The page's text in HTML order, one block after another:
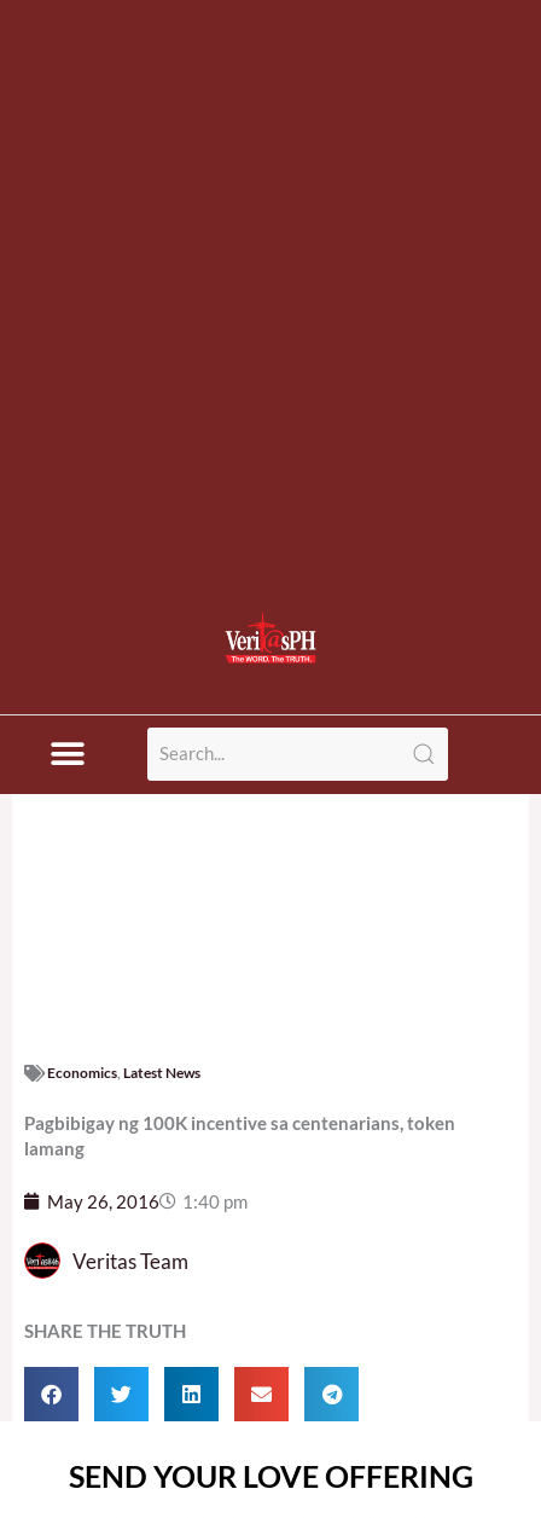
Economics Latest News
Pagbibigay ng 100K incentive sa centenarians, token
lamang
May 26, 2016 1:40 pm
Veritas Team
SHARE THE TRUTH
SEND YOUR LOVE OFFERING